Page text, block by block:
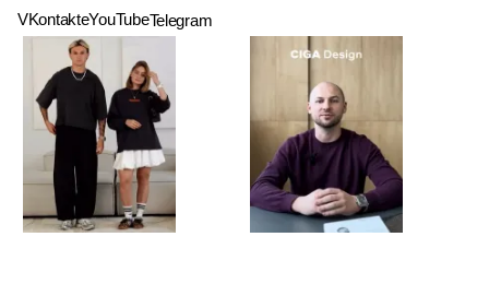
VKontakteYouTubeTelegram